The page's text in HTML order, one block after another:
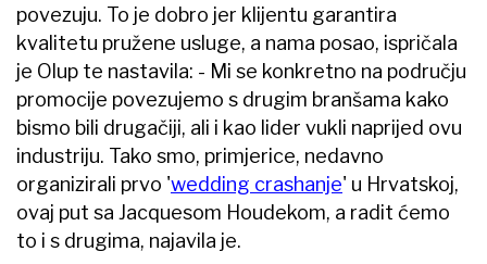
povezuju. To je dobro jer klijentu garantira
kvalitetu pružene usluge, a nama posao, ispričala
je Olup te nastavila: - Mi se konkretno na području
promocije povezujemo s drugim branšama kako
bismo bili drugačiji, ali i kao lider vukli naprijed ovu
industriju. Tako smo, primjerice, nedavno
organizirali prvo 'wedding crashanje' u Hrvatskoj,
ovaj put sa Jacquesom Houdekom, a radit ćemo
to i s drugima, najavila je.